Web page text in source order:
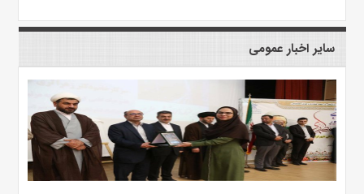
سایر اخبار عمومی